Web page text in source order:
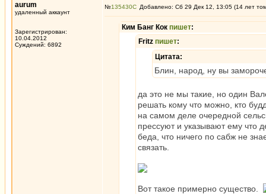
aurum
удаленный аккаунт
Зарегистрирован:
10.04.2012
Суждений: 6892
№135430 Добавлено: Сб 29 Дек 12, 13:05 (14 лет
Ким Банг Кок пишет:
Fritz пишет:
Цитата:
Блин, народ, ну вы
да это не мы такие, но один
решать кому что можно, кто
на самом деле очередной
прессуют и указывают ему что
беда, что ничего по сабж не
связать.
Вот такое примерно существо.